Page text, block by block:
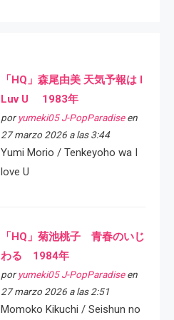
「HQ」森尾由美 天気予報は I
Luv U 1983年
por yumeki05 J-PopParadiseen
27 marzo 2026 a las 3:44
Yumi Morio / Tenkeyoho wa I
love U
「HQ」菊池桃子 青春のいじ
わる 1984年
por yumeki05 J-PopParadiseen
27 marzo 2026 a las 2:51
Momoko Kikuchi / Seishun no